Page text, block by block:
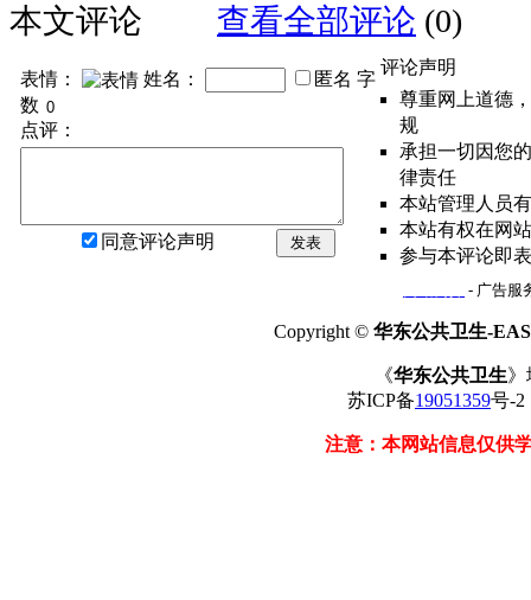
本文评论 查看全部评论 (0)
表情： 姓名： 匿名 字
数
点评：
同意评论声明 发表
评论声明
尊重网上道德
规
承担一切因您
律责任
本站管理人员
本站有权在网
参与本评论即
- 广告服
Copyright © 华东公共卫生-
《华东公共卫生》
苏ICP备19051359号-
注意：本网站信息仅供